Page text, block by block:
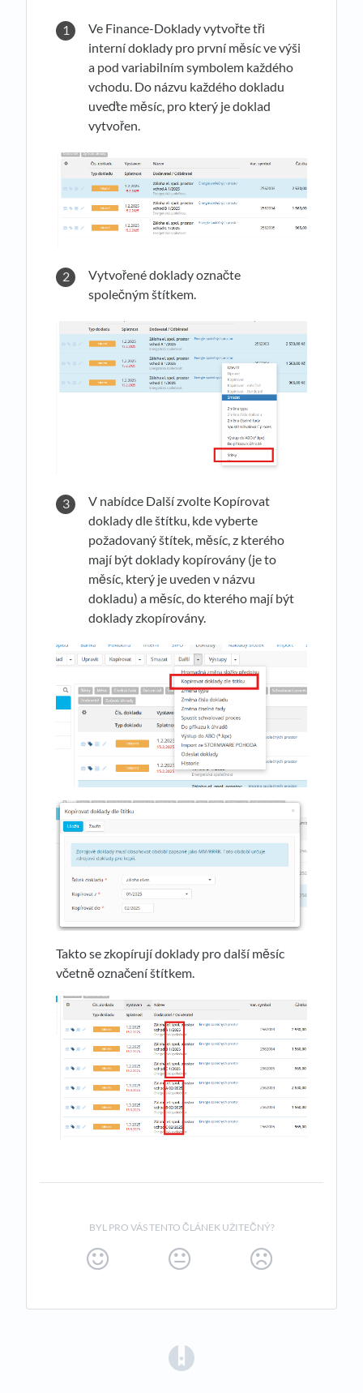
Ve Finance-Doklady vytvořte tři
interní doklady pro první měsíc ve výši
a pod variabilním symbolem každého
vchodu. Do názvu každého dokladu
uveďte měsíc, pro který je doklad
vytvořen.
Vytvořené doklady označte
společným štítkem.
V nabídce Další zvolte Kopírovat
doklady dle štítku, kde vyberte
požadovaný štítek, měsíc, z kterého
mají být doklady kopírovány (je to
měsíc, který je uveden v názvu
dokladu) a měsíc, do kterého mají být
doklady zkopírovány.
Takto se zkopírují doklady pro další měsíc
včetně označení štítkem.
BYL PRO VÁS TENTO ČLÁNEK UŽITEČNÝ?